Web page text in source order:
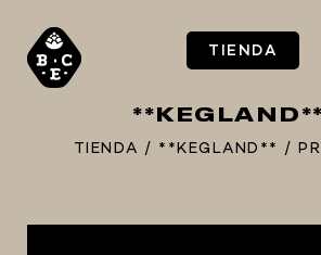
TIENDA
**KEGLAND**
TIENDA / **KEGLAND** /